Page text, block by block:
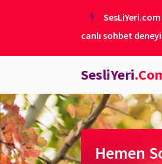
canlı sohbet
SesliYeri
Hemen